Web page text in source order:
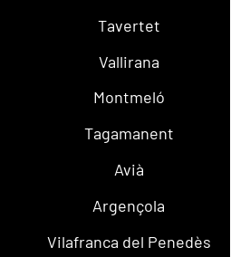
Tavertet
Vallirana
Montmeló
Tagamanent
Avià
Argençola
Vilafranca del Penedès